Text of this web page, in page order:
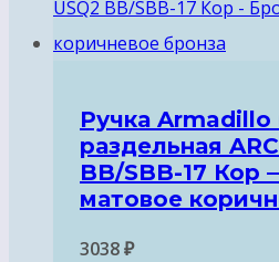
Ручка
раздельная
BB/SBB-17 Кор
матовое
3038₽